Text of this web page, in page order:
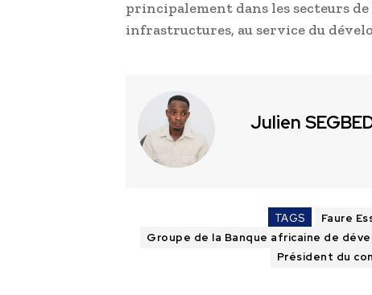
principalement dans les secteurs
infrastructures, au service du
Julien
TAGS
Faure
Groupe de la Banque africaine de
Président du